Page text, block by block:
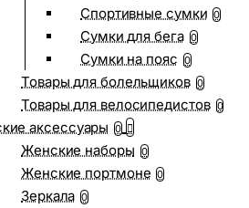
Спортивные сумки 0
Сумки для бега 0
Сумки на пояс 0
Товары для болельщиков 0
Товары для велосипедистов 0
аксессуары 0
Женские наборы 0
Женские портмоне 0
Зеркала 0